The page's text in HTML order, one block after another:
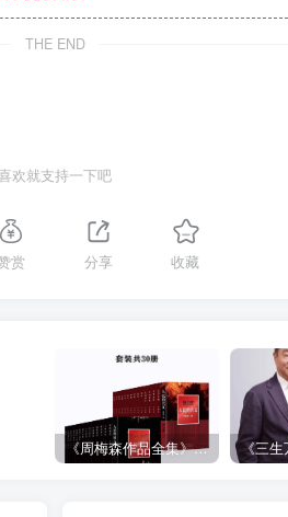
THE END
欢就支持一下吧
赏 分享 收藏
《周梅森作品全集》[共30册]